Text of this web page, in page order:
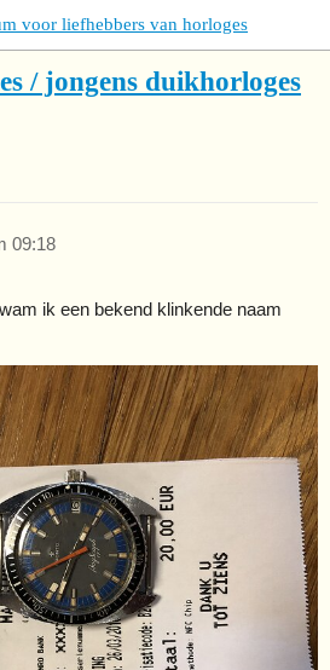
voor liefhebbers van horloges
/ jongens duikhorloges
09:18
ik een bekend klinkende naam